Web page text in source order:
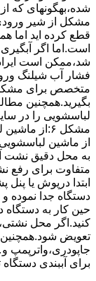
ﺷﺪه،بهگونهای ﮐﻪ
مشکل از شیر
قطع کرده اید اما
است.اما اگر
شد،ممکن است
فشار آب شیلنگ
متخصص برای
بگیرید.همچنین
لباسشویی را در
مشکل ۶:از
از ماشین
به محل دقیق نشت
متفاوت برای رفع
ابتدا درپوش یا
دستگاه ﺟﺪا
حین کار به
کنید.اﮔﺮ ﻣﺤﻞ
ﺗﻌﻮﯾﺾ
برای آببندی